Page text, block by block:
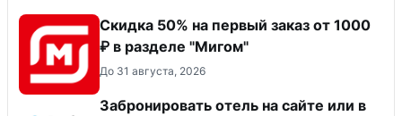
Скидка 50% на первый заказ от 1000
₽ в разделе "Мигом"
До 31 августа, 2026
Забронировать отель на сайте или в